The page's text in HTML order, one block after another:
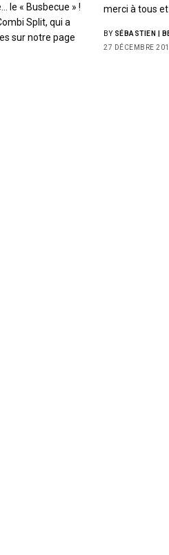
le « Busbecue » !
Split, qui a
sur notre page
merci à tous
BY SÉBASTIEN |
27 DÉCEMBRE